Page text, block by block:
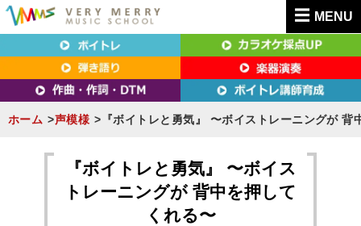
MENU
東京（新宿・八王子）・横浜・名古屋・京都で
「本気」になれるボイトレ教室｜VERY MERRY
MUSIC SCHOOL（ベリーメリー）
東京（新宿・八王子）・横浜・名古屋・京都で「本気」になれるボイトレ教室｜
VERY MERRY MUSIC SCHOOL（ベリーメリー）
ホーム 声模様 『ボイトレと勇気』 〜ボイストレーニングが 背
『ボイトレと勇気』 〜ボイス
トレーニングが 背中を押して
くれる〜